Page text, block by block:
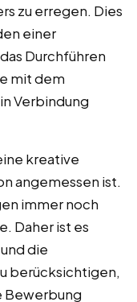
zu erregen. Dies
einer
Durchführen
mit dem
Verbindung
kreative
angemessen ist.
immer noch
Daher ist es
die
berücksichtigen,
Bewerbung